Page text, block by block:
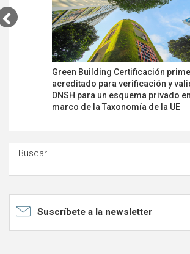
Green Building Certificación
acreditado para verificación y
DNSH para un esquema privado
marco de la Taxonomía de la UE
Buscar
Suscríbete a la newsletter